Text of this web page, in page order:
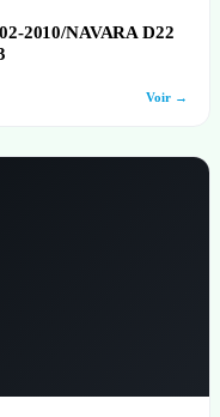
2010/NAVARA D22
Voir →